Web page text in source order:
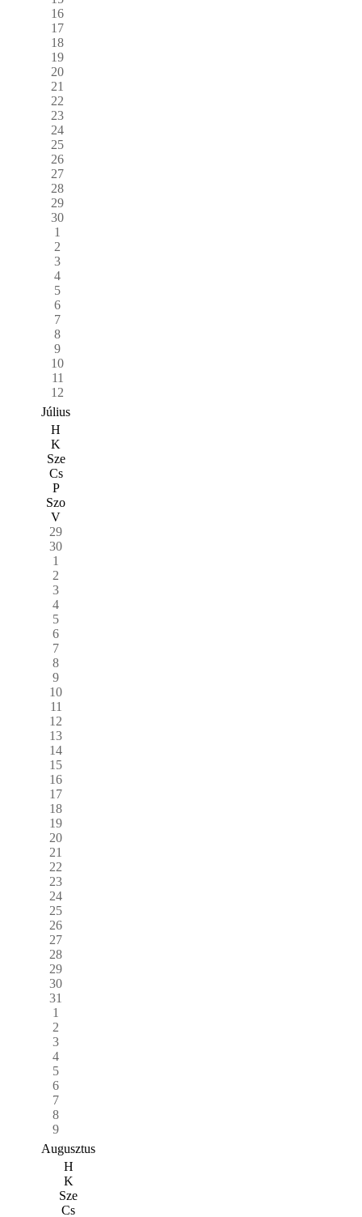
16
17
18
19
20
21
22
23
24
25
26
27
28
29
30
1
2
3
4
5
6
7
8
9
10
11
12
Július
H
K
Sze
Cs
P
Szo
V
29
30
1
2
3
4
5
6
7
8
9
10
11
12
13
14
15
16
17
18
19
20
21
22
23
24
25
26
27
28
29
30
31
1
2
3
4
5
6
7
8
9
Augusztus
H
K
Sze
Cs